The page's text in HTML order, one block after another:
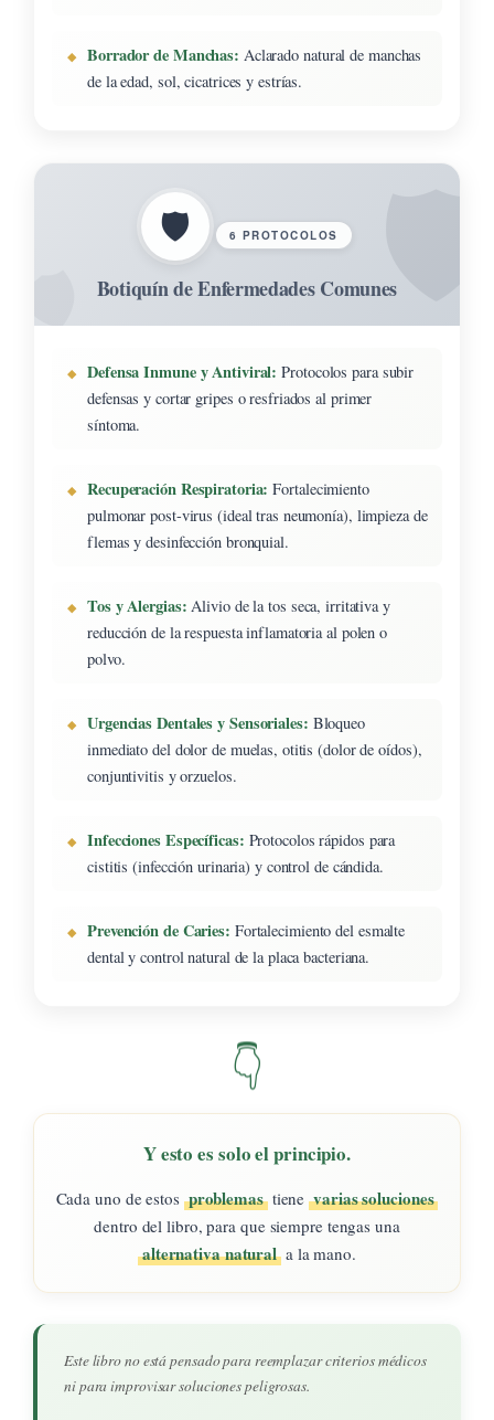
Borrador de Manchas: Aclarado natural de manchas
de la edad, sol, cicatrices y estrías.
🛡️ 6 PROTOCOLOS
Botiquín de Enfermedades Comunes
Defensa Inmune y Antiviral: Protocolos para subir
defensas y cortar gripes o resfriados al primer
síntoma.
Recuperación Respiratoria: Fortalecimiento
pulmonar post-virus (ideal tras neumonía), limpieza de
flemas y desinfección bronquial.
Tos y Alergias: Alivio de la tos seca, irritativa y
reducción de la respuesta inflamatoria al polen o
polvo.
Urgencias Dentales y Sensoriales: Bloqueo
inmediato del dolor de muelas, otitis (dolor de oídos),
conjuntivitis y orzuelos.
Infecciones Específicas: Protocolos rápidos para
cistitis (infección urinaria) y control de cándida.
Prevención de Caries: Fortalecimiento del esmalte
dental y control natural de la placa bacteriana.
👇
Y esto es solo el principio.
Cada uno de estos problemas tiene varias soluciones
dentro del libro, para que siempre tengas una
alternativa natural a la mano.
Este libro no está pensado para reemplazar criterios médicos
ni para improvisar soluciones peligrosas.